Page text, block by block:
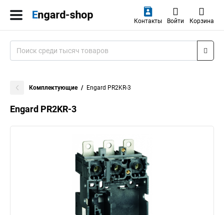
Контакты Войти Корзина
Комплектующие Engard PR2KR-3
Engard PR2KR-3